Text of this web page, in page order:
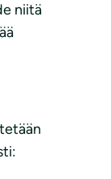
niitä